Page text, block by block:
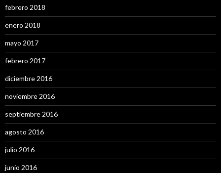
febrero 2018
enero 2018
mayo 2017
febrero 2017
diciembre 2016
noviembre 2016
septiembre 2016
agosto 2016
julio 2016
junio 2016